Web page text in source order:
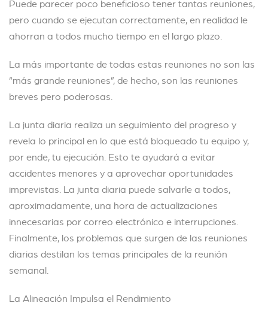
Puede parecer poco beneficioso tener tantas reuniones,
pero cuando se ejecutan correctamente, en realidad le
ahorran a todos mucho tiempo en el largo plazo.
La más importante de todas estas reuniones no son las
“más grande reuniones”, de hecho, son las reuniones
breves pero poderosas.
La junta diaria realiza un seguimiento del progreso y
revela lo principal en lo que está bloqueado tu equipo y,
por ende, tu ejecución. Esto te ayudará a evitar
accidentes menores y a aprovechar oportunidades
imprevistas. La junta diaria puede salvarle a todos,
aproximadamente, una hora de actualizaciones
innecesarias por correo electrónico e interrupciones.
Finalmente, los problemas que surgen de las reuniones
diarias destilan los temas principales de la reunión
semanal.
La Alineación Impulsa el Rendimiento